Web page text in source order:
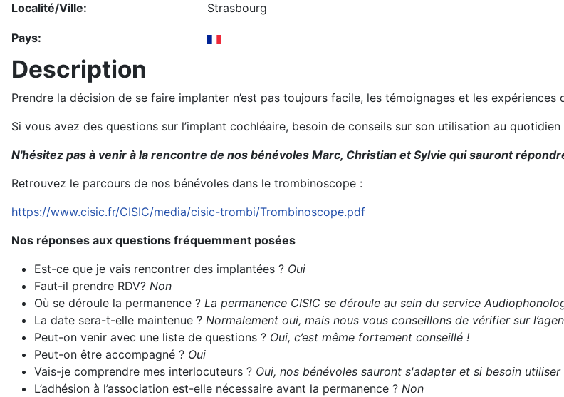
Localité/Ville: Strasbourg
Pays:
Description
Prendre la décision de se faire implanter n’est pas toujours facile, les témoignages et les
Si vous avez des questions sur l’implant cochléaire, besoin de conseils sur son utilisation au
N'hésitez pas à venir à la rencontre de nos bénévoles Marc, Christian et Sylvie qui sauront
Retrouvez le parcours de nos bénévoles dans le trombinoscope :
https://www.cisic.fr/CISIC/media/cisic-trombi/Trombinoscope.pdf
Nos réponses aux questions fréquemment posées
Est-ce que je vais rencontrer des implantées ? Oui
Faut-il prendre RDV? Non
Où se déroule la permanence ? La permanence CISIC se déroule au sein du service
La date sera-t-elle maintenue ? Normalement oui, mais nous vous conseillons de vérifier sur
Peut-on venir avec une liste de questions ? Oui, c’est même fortement conseillé !
Peut-on être accompagné ? Oui
Vais-je comprendre mes interlocuteurs ? Oui, nos bénévoles sauront s'adapter et si besoin
L’adhésion à l’association est-elle nécessaire avant la permanence ? Non